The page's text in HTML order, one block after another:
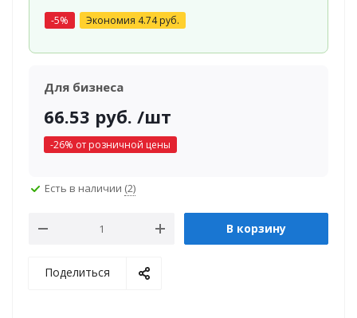
-5% Экономия 4.74руб.
Для бизнеса
66.53 руб. /шт
-26% от розничной цены
Есть в наличии (2)
В корзину
Поделиться